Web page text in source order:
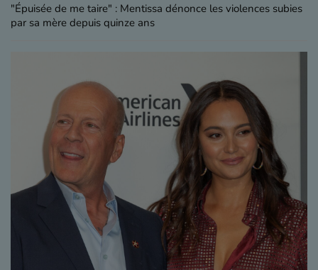
"Épuisée de me taire" : Mentissa dénonce les violences subies
par sa mère depuis quinze ans